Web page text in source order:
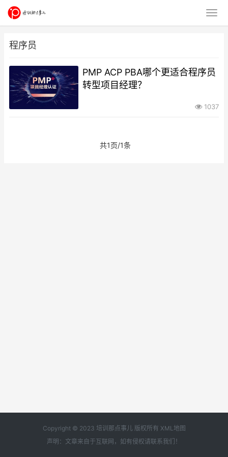
程序员
PMP ACP PBA哪个更适合程序员
转型项目经理？
1037
共1页/1条
Copyright © 2023 培训那点事儿 版权所有 XML地图
声明：文章来自于互联网，如有侵权请联系我们 ！